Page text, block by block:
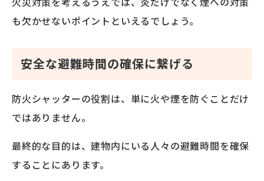
も欠かせないポイントといえるでしょう。
安全な避難時間の確保に繋げる
防火シャッターの役割は、単に火や煙を防ぐことだけ
ではありません。
最終的な目的は、建物内にいる人々の避難時間を確保
することにあります。